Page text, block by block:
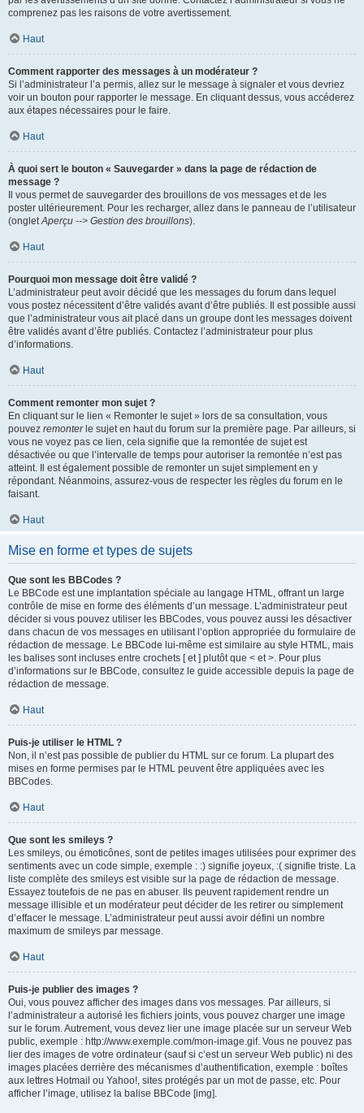
comprenez pas les raisons de votre avertissement.
Haut
Comment rapporter des messages à un modérateur ?
Si l’administrateur l’a permis, allez sur le message à signaler et vous devriez
voir un bouton pour rapporter le message. En cliquant dessus, vous accéderez
aux étapes nécessaires pour le faire.
Haut
À quoi sert le bouton « Sauvegarder » dans la page de rédaction de
message ?
Il vous permet de sauvegarder des brouillons de vos messages et de les
poster ultérieurement. Pour les recharger, allez dans le panneau de l’utilisateur
(ongletAperçu --> Gestion des brouillons).
Haut
Pourquoi mon message doit être validé ?
L’administrateur peut avoir décidé que les messages du forum dans lequel
vous postez nécessitent d’être validés avant d’être publiés. Il est possible aussi
que l’administrateur vous ait placé dans un groupe dont les messages doivent
être validés avant d’être publiés. Contactez l’administrateur pour plus
d’informations.
Haut
Comment remonter mon sujet ?
En cliquant sur le lien « Remonter le sujet » lors de sa consultation, vous
pouvez remonterle sujet en haut du forum sur la première page. Par ailleurs, si
vous ne voyez pas ce lien, cela signifie que la remontée de sujet est
désactivée ou que l’intervalle de temps pour autoriser la remontée n’est pas
atteint. Il est également possible de remonter un sujet simplement en y
répondant. Néanmoins, assurez-vous de respecter les règles du forum en le
faisant.
Haut
Mise en forme et types de sujets
Que sont les BBCodes ?
Le BBCode est une implantation spéciale au langage HTML, offrant un large
contrôle de mise en forme des éléments d’un message. L’administrateur peut
décider si vous pouvez utiliser les BBCodes, vous pouvez aussi les désactiver
dans chacun de vos messages en utilisant l’option appropriée du formulaire de
rédaction de message. Le BBCode lui-même est similaire au style HTML, mais
les balises sont incluses entre crochets [ et ] plutôt que < et >. Pour plus
d’informations sur le BBCode, consultez le guide accessible depuis la page de
rédaction de message.
Haut
Puis-je utiliser le HTML ?
Non, il n’est pas possible de publier du HTML sur ce forum. La plupart des
mises en forme permises par le HTML peuvent être appliquées avec les
BBCodes.
Haut
Que sont les smileys ?
Les smileys, ou émoticônes, sont de petites images utilisées pour exprimer des
sentiments avec un code simple, exemple : :) signifie joyeux, :( signifie triste. La
liste complète des smileys est visible sur la page de rédaction de message.
Essayez toutefois de ne pas en abuser. Ils peuvent rapidement rendre un
message illisible et un modérateur peut décider de les retirer ou simplement
d’effacer le message. L’administrateur peut aussi avoir défini un nombre
maximum de smileys par message.
Haut
Puis-je publier des images ?
Oui, vous pouvez afficher des images dans vos messages. Par ailleurs, si
l’administrateur a autorisé les fichiers joints, vous pouvez charger une image
sur le forum. Autrement, vous devez lier une image placée sur un serveur Web
public, exemple : http://www.exemple.com/mon-image.gif. Vous ne pouvez pas
lier des images de votre ordinateur (sauf si c’est un serveur Web public) ni des
images placées derrière des mécanismes d’authentification, exemple : boîtes
aux lettres Hotmail ou Yahoo!, sites protégés par un mot de passe, etc. Pour
afficher l’image, utilisez la balise BBCode [img].